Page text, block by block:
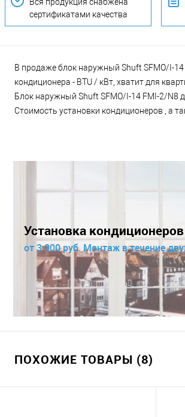
Вся продукция снабжена
сертификатами качества
В продаже блок наружный Shuft SFMO/I-14
кондиционера - BTU / кВт, хватит для
Блок наружный Shuft SFMO/I-14 FMI-2/N8
Стоимость установки кондиционеров , а
Установка
от 3 000 руб. Монтаж в течение
ПОХОЖИЕ ТОВАРЫ (8)